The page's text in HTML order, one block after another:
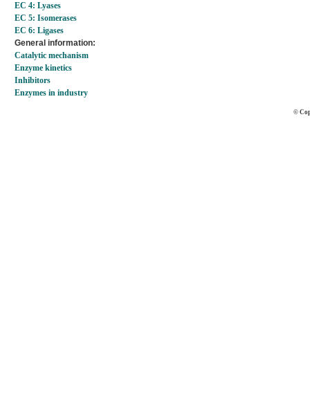
EC 4: Lyases
EC 5: Isomerases
EC 6: Ligases
General information:
Catalytic mechanism
Enzyme kinetics
Inhibitors
Enzymes in industry
©